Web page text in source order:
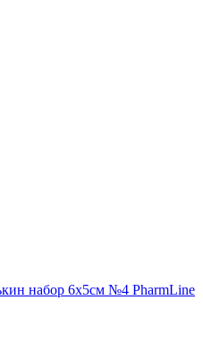
набор 6х5см №4 PharmLine